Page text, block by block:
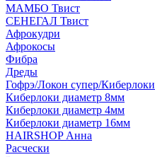
МАМБО Твист
СЕНЕГАЛ Твист
Афрокудри
Афрокосы
Фибра
Дреды
Гофрэ/Локон супер/Киберлоки
Киберлоки диаметр 8мм
Киберлоки диаметр 4мм
Киберлоки диаметр 16мм
HAIRSHOP Анна
Расчески